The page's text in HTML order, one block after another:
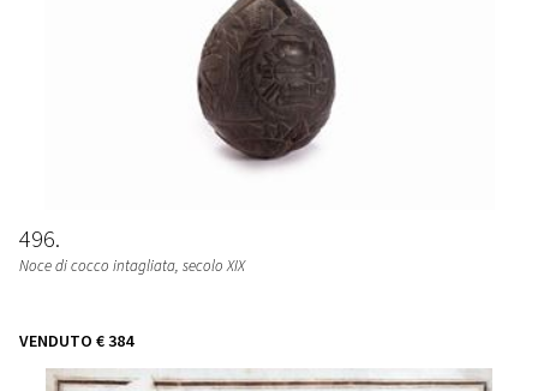
496
Noce di cocco intagliata, secolo XIX
VENDUTO € 384